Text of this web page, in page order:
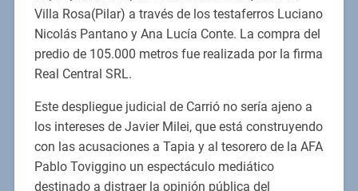
Villa Rosa(Pilar) a través de los testaferros Luciano
Nicolás Pantano y Ana Lucía Conte. La compra del
predio de 105.000 metros fue realizada por la firma
Real Central SRL.
Este despliegue judicial de Carrió no sería ajeno a
los intereses de Javier Milei, que está construyendo
con las acusaciones a Tapia y al tesorero de la AFA
Pablo Toviggino un espectáculo mediático
destinado a distraer la opinión pública del